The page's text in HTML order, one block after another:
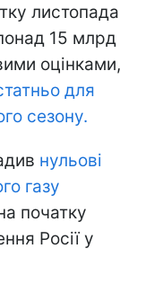
листопада
15 млрд
оцінками,
для
сезону.
нульові
газу
початку
Росії у